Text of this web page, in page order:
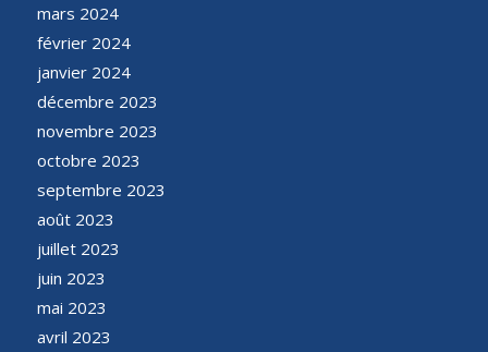
mars 2024
février 2024
janvier 2024
décembre 2023
novembre 2023
octobre 2023
septembre 2023
août 2023
juillet 2023
juin 2023
mai 2023
avril 2023